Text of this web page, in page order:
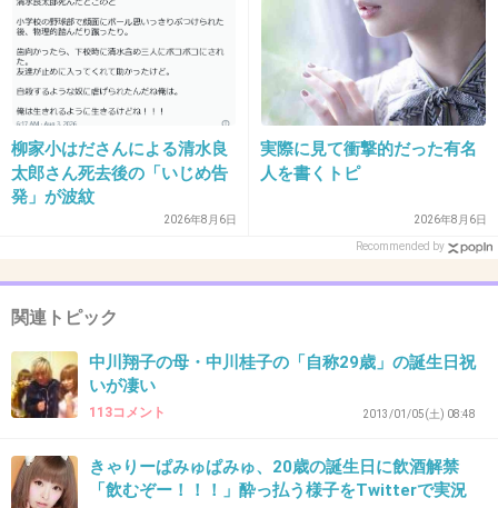
誕生日の一週間後から付き合った
映画の話から年の数だけの薔薇の花の話をした時、恥ずか
しくて出来ないよなあって会話だったと思う
そらそーだと思った
ちょうど誕生日の一ヶ月後 バイト先に真紅の薔薇２０本
+7 -4
33. 匿名 2013/05/18(土) 18:21:23
あれれ？おかしいな、どうしてだ？覚えていな
+13 -2
然違う「コンビニバイトの方
がマシ」との声も
柳家小はださんによる清水良
太郎さん死去後の「いじめ告
発」が波紋
2026年8月6日
実際に見て衝撃的だった有名
人を書くトピ
2026年8月6日
Recommended by
関連トピック
中川翔子の母・中川桂子の「自称29歳」の誕生日祝
いが凄い
113コメント 2013/01/05(土) 08:48
きゃりーぱみゅぱみゅ、20歳の誕生日に飲酒解禁
「飲むぞー！！！」酔っ払う様子をTwitterで実況